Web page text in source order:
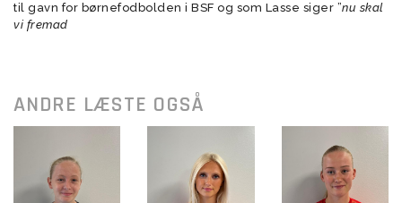
til gavn for børnefodbolden i BSF og som Lasse siger ”nu skal
vi fremad
ANDRE LÆSTE OGSÅ